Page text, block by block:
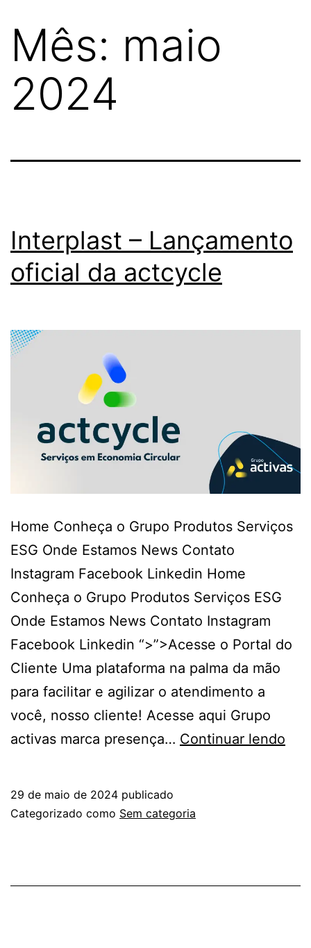
Mês: maio
2024
Interplast – Lançamento
oficial da actcycle
Home Conheça o Grupo Produtos Serviços
ESG Onde Estamos News Contato
Instagram Facebook Linkedin Home
Conheça o Grupo Produtos Serviços ESG
Onde Estamos News Contato Instagram
Facebook Linkedin “>”>Acesse o Portal do
Cliente Uma plataforma na palma da mão
para facilitar e agilizar o atendimento a
você, nosso cliente! Acesse aqui Grupo
activas marca presença… Continuar lendo
29 de maio de 2024 publicado
Categorizado como Sem categoria